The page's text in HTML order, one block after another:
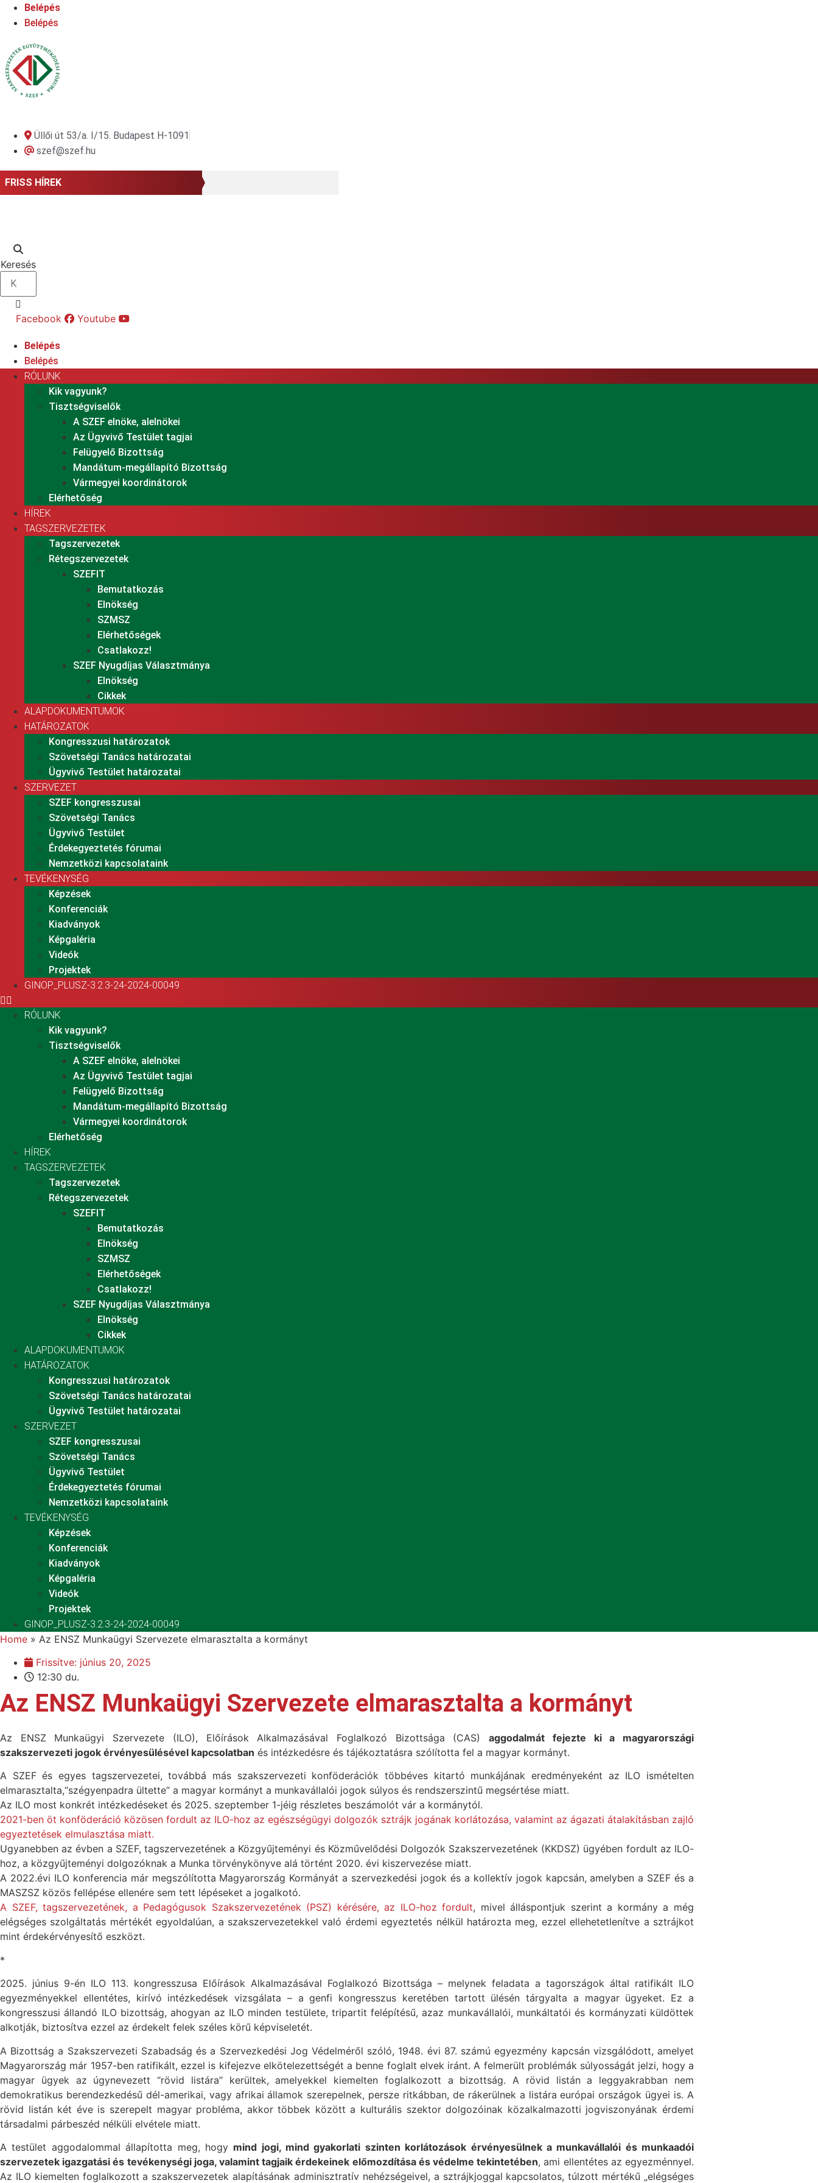
UgrásBelépés
Belépés
Üllői út 53/a. I/15. Budapest H-1091
szef@szef.hu
FRISS HÍREK
Keresés
Facebook Youtube
Belépés
Belépés
RÓLUNK
Kik vagyunk?
Tisztségviselők
A SZEF elnöke, alelnökei
Az Ügyvivő Testület tagjai
Felügyelő Bizottság
Mandátum-megállapító Bizottság
Vármegyei koordinátorok
Elérhetőség
HÍREK
TAGSZERVEZETEK
Tagszervezetek
Rétegszervezetek
SZEFIT
Bemutatkozás
Elnökség
SZMSZ
Elérhetőségek
Csatlakozz!
SZEF Nyugdíjas Választmánya
Elnökség
Cikkek
ALAPDOKUMENTUMOK
HATÁROZATOK
Kongresszusi határozatok
Szövetségi Tanács határozatai
Ügyvivő Testület határozatai
SZERVEZET
SZEF kongresszusai
Szövetségi Tanács
Ügyvivő Testület
Érdekegyeztetés fórumai
Nemzetközi kapcsolataink
TEVÉKENYSÉG
Képzések
Konferenciák
Kiadványok
Képgaléria
Videók
Projektek
GINOP_PLUSZ-3.2.3-24-2024-00049
RÓLUNK
Kik vagyunk?
Tisztségviselők
A SZEF elnöke, alelnökei
Az Ügyvivő Testület tagjai
Felügyelő Bizottság
Mandátum-megállapító Bizottság
Vármegyei koordinátorok
Elérhetőség
HÍREK
TAGSZERVEZETEK
Tagszervezetek
Rétegszervezetek
SZEFIT
Bemutatkozás
Elnökség
SZMSZ
Elérhetőségek
Csatlakozz!
SZEF Nyugdíjas Választmánya
Elnökség
Cikkek
ALAPDOKUMENTUMOK
HATÁROZATOK
Kongresszusi határozatok
Szövetségi Tanács határozatai
Ügyvivő Testület határozatai
SZERVEZET
SZEF kongresszusai
Szövetségi Tanács
Ügyvivő Testület
Érdekegyeztetés fórumai
Nemzetközi kapcsolataink
TEVÉKENYSÉG
Képzések
Konferenciák
Kiadványok
Képgaléria
Videók
Projektek
GINOP_PLUSZ-3.2.3-24-2024-00049
Home » Az ENSZ Munkaügyi Szervezete elmarasztalta a kormányt
Frissítve: június 20, 2025
12:30 du.
Az ENSZ Munkaügyi Szervezete elmarasztalta a kormányt
Az ENSZ Munkaügyi Szervezete (ILO), Előírások Alkalmazásával Foglalkozó Bizottsága (CAS)aggodalmát fejezte ki a magyarországi
szakszervezeti jogok érvényesülésével kapcsolatban és intézkedésre és tájékoztatásra szólította fel a magyar kormányt.
A SZEF és egyes tagszervezetei, továbbá más szakszervezeti konföderációk többéves kitartó munkájának eredményeként az ILO ismételten
elmarasztalta,“szégyenpadra ültette” a magyar kormányt a munkavállalói jogok súlyos és rendszerszintű megsértése miatt.
Az ILO most konkrét intézkedéseket és 2025. szeptember 1-jéig részletes beszámolót vár a kormánytól.
2021-ben öt konföderáció közösen fordult az ILO-hoz az egészségügyi dolgozók sztrájk jogának korlátozása, valamint az ágazati átalakításban zajló
egyeztetések elmulasztása miatt.
Ugyanebben az évben a SZEF, tagszervezetének a Közgyűjteményi és Közművelődési Dolgozók Szakszervezetének (KKDSZ) ügyében fordult az ILO-
hoz, a közgyűjteményi dolgozóknak a Munka törvénykönyve alá történt 2020. évi kiszervezése miatt.
A 2022.évi ILO konferencia már megszólította Magyarország Kormányát a szervezkedési jogok és a kollektív jogok kapcsán, amelyben a SZEF és a
MASZSZ közös fellépése ellenére sem tett lépéseket a jogalkotó.
A SZEF, tagszervezetének, a Pedagógusok Szakszervezetének (PSZ) kérésére, az ILO-hoz fordult, mivel álláspontjuk szerint a kormány a még
elégséges szolgáltatás mértékét egyoldalúan, a szakszervezetekkel való érdemi egyeztetés nélkül határozta meg, ezzel ellehetetlenítve a sztrájkot
mint érdekérvényesítő eszközt.
*
2025. június 9-én ILO 113. kongresszusa Előírások Alkalmazásával Foglalkozó Bizottsága – melynek feladata a tagországok által ratifikált ILO
egyezményekkel ellentétes, kirívó intézkedések vizsgálata – a genfi kongresszus keretében tartott ülésén tárgyalta a magyar ügyeket. Ez a
kongresszusi állandó ILO bizottság, ahogyan az ILO minden testülete, tripartit felépítésű, azaz munkavállalói, munkáltatói és kormányzati küldöttek
alkotják, biztosítva ezzel az érdekelt felek széles körű képviseletét.
A Bizottság a Szakszervezeti Szabadság és a Szervezkedési Jog Védelméről szóló, 1948. évi 87. számú egyezmény kapcsán vizsgálódott, amelyet
Magyarország már 1957-ben ratifikált, ezzel is kifejezve elkötelezettségét a benne foglalt elvek iránt. A felmerült problémák súlyosságát jelzi, hogy a
magyar ügyek az úgynevezett “rövid listára” kerültek, amelyekkel kiemelten foglalkozott a bizottság. A rövid listán a leggyakrabban nem
demokratikus berendezkedésű dél-amerikai, vagy afrikai államok szerepelnek, persze ritkábban, de rákerülnek a listára európai országok ügyei is. A
rövid listán két éve is szerepelt magyar probléma, akkor többek között a kulturális szektor dolgozóinak közalkalmazotti jogviszonyának érdemi
társadalmi párbeszéd nélküli elvétele miatt.
A testület aggodalommal állapította meg, hogy mind jogi, mind gyakorlati szinten korlátozások érvényesülnek a munkavállalói és munkaadói
szervezetek igazgatási és tevékenységi joga, valamint tagjaik érdekeinek előmozdítása és védelme tekintetében, ami ellentétes az egyezménnyel.
Az ILO kiemelten foglalkozott a szakszervezetek alapításának adminisztratív nehézségeivel, a sztrájkjoggal kapcsolatos, túlzott mértékű „elégséges